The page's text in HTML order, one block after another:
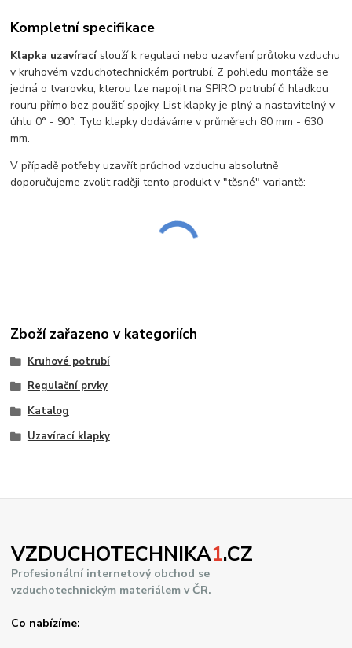
Kompletní specifikace
Klapka uzavíracíslouží k regulaci nebo uzavření průtoku vzduchu
v kruhovém vzduchotechnickém portrubí. Z pohledu montáže se
jedná o tvarovku, kterou lze napojit na SPIRO potrubí či hladkou
rouru přímo bez použití spojky. List klapky je plný a nastavitelný v
úhlu 0° - 90°. Tyto klapky dodáváme v průměrech 80 mm - 630
mm.
V případě potřeby uzavřít průchod vzduchu absolutně
doporučujeme zvolit raději tento produkt v "těsné" variantě:
Zboží zařazeno v kategoriích
Kruhové potrubí
Regulační prvky
Katalog
Uzavírací klapky
VZDUCHOTECHNIKA1.CZ
Profesionální internetový obchod se
vzduchotechnickým materiálem v ČR.
Co nabízíme: